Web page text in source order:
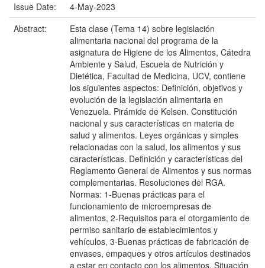
Issue Date:
4-May-2023
Abstract:
Esta clase (Tema 14) sobre legislación
alimentaria nacional del programa de la
asignatura de Higiene de los Alimentos, Cátedra
Ambiente y Salud, Escuela de Nutrición y
Dietética, Facultad de Medicina, UCV, contiene
los siguientes aspectos: Definición, objetivos y
evolución de la legislación alimentaria en
Venezuela. Pirámide de Kelsen. Constitución
nacional y sus características en materia de
salud y alimentos. Leyes orgánicas y simples
relacionadas con la salud, los alimentos y sus
características. Definición y características del
Reglamento General de Alimentos y sus normas
complementarias. Resoluciones del RGA.
Normas: 1-Buenas prácticas para el
funcionamiento de microempresas de
alimentos, 2-Requisitos para el otorgamiento de
permiso sanitario de establecimientos y
vehículos, 3-Buenas prácticas de fabricación de
envases, empaques y otros artículos destinados
a estar en contacto con los alimentos. Situación